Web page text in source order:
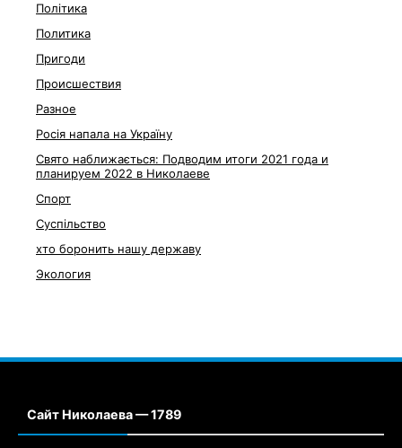
Політика
Политика
Пригоди
Происшествия
Разное
Росія напала на Україну
Свято наближається: Подводим итоги 2021 года и
планируем 2022 в Николаеве
Спорт
Суспільство
хто боронить нашу державу
Экология
Сайт Николаева — 1789